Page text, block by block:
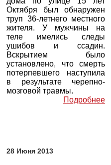
Октября был обнаружен
труп 36-летнего местного
жителя. У мужчины на
теле имелись следы
ушибов и ссадин.
Вскрытием было
установлено, что смерть
потерпевшего наступила
в результате черепно-
мозговой травмы.
Подробнее
28 Июня 2013